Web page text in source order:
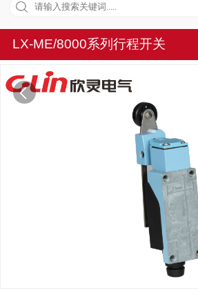
LX-ME/8000系列行程开关